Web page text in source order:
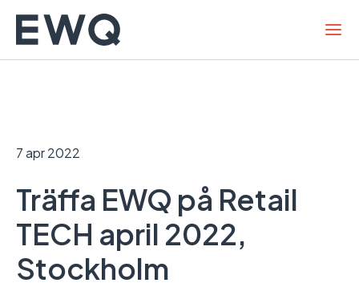
innehållet
7 apr 2022
Träffa EWQ på Retail
TECH april 2022,
Stockholm